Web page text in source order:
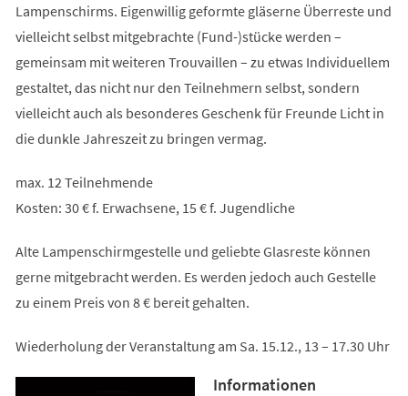
Lampenschirms. Eigenwillig geformte gläserne Überreste und
vielleicht selbst mitgebrachte (Fund-)stücke werden –
gemeinsam mit weiteren Trouvaillen – zu etwas Individuellem
gestaltet, das nicht nur den Teilnehmern selbst, sondern
vielleicht auch als besonderes Geschenk für Freunde Licht in
die dunkle Jahreszeit zu bringen vermag.
max. 12 Teilnehmende
Kosten: 30 € f. Erwachsene, 15 € f. Jugendliche
Alte Lampenschirmgestelle und geliebte Glasreste können
gerne mitgebracht werden. Es werden jedoch auch Gestelle
zu einem Preis von 8 € bereit gehalten.
Wiederholung der Veranstaltung am Sa. 15.12., 13 – 17.30 Uhr
Informationen